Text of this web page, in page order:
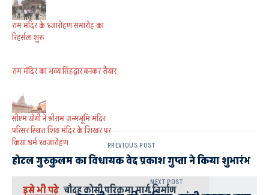
राम मंदिर के ध्जारोहण समारोह का
रिहर्सल शुरू
राम मंदिर का भव्य सिंहद्वार बनकर तैयार
सीएम योगी ने श्रीराम जन्मभूमि मंदिर
परिसर स्थित शिव मंदिर के शिखर पर
किया धर्म ध्वजारोहण
इसे भी पढ़े चौदह कोसी परिक्रमा मार्ग निर्माण
PREVIOUS POST
होटल गुरुकुलम का विधायक वेद प्रकाश गुप्ता ने किया शुभारंभ
NEXT POST